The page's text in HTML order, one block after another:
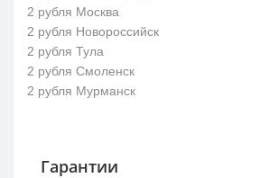
2 рубля Москва
2 рубля Новороссийск
2 рубля Тула
2 рубля Смоленск
2 рубля Мурманск
Гарантии